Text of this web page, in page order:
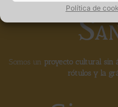
Política de
Somos un proyecto cultural sin
rótulos y la